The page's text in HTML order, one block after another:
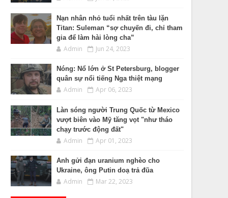
Nạn nhân nhỏ tuổi nhất trên tàu lặn
Titan: Suleman “sợ chuyến đi, chỉ tham
gia để làm hài lòng cha”
Admin Jun 24, 2023
Nóng: Nổ lớn ở St Petersburg, blogger
quân sự nổi tiếng Nga thiệt mạng
Admin Apr 06, 2023
Làn sóng người Trung Quốc từ Mexico
vượt biên vào Mỹ tăng vọt "như tháo
chạy trước động đất"
Admin Apr 01, 2023
Anh gửi đạn uranium nghèo cho
Ukraine, ông Putin doạ trả đũa
Admin Mar 22, 2023